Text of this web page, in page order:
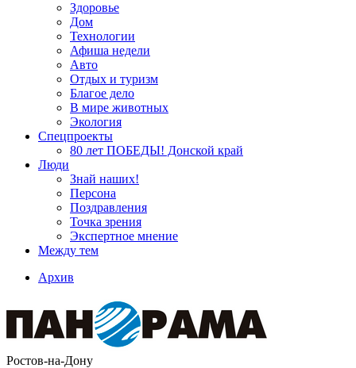
Здоровье
Дом
Технологии
Афиша недели
Авто
Отдых и туризм
Благое дело
В мире животных
Экология
Спецпроекты
80 лет ПОБЕДЫ! Донской край
Люди
Знай наших!
Персона
Поздравления
Точка зрения
Экспертное мнение
Между тем
Архив
Ростов-на-Дону